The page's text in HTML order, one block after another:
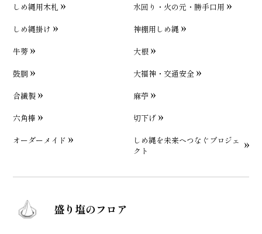
しめ縄用木札
水回り・火の元・勝手口用
しめ縄掛け
神棚用しめ縄
牛蒡
大根
鼓胴
大福神・交通安全
合繊製
麻苧
六角棒
切下げ
オーダーメイド
しめ縄を未来へつなぐプロジェ
クト
盛り塩のフロア